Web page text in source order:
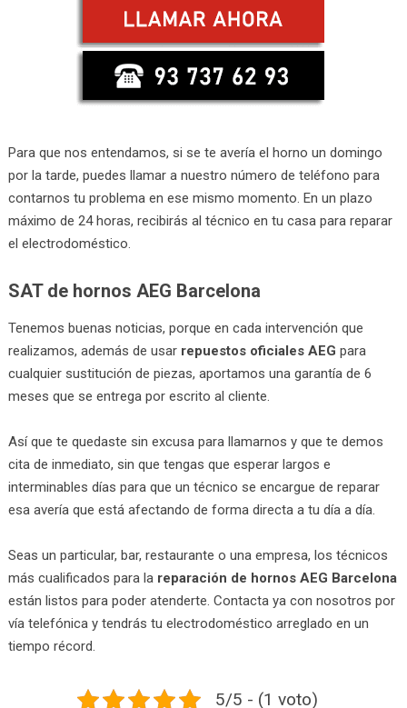
Para que nos entendamos, si se te avería el horno un domingo
por la tarde, puedes llamar a nuestro número de teléfono para
contarnos tu problema en ese mismo momento. En un plazo
máximo de 24 horas, recibirás al técnico en tu casa para reparar
el electrodoméstico.
SAT de hornos AEG Barcelona
Tenemos buenas noticias, porque en cada intervención que
realizamos, además de usar repuestos oficiales AEG para
cualquier sustitución de piezas, aportamos una garantía de 6
meses que se entrega por escrito al cliente.
Así que te quedaste sin excusa para llamarnos y que te demos
cita de inmediato, sin que tengas que esperar largos e
interminables días para que un técnico se encargue de reparar
esa avería que está afectando de forma directa a tu día a día.
Seas un particular, bar, restaurante o una empresa, los técnicos
más cualificados para la reparación de hornos AEG Barcelona
están listos para poder atenderte. Contacta ya con nosotros por
vía telefónica y tendrás tu electrodoméstico arreglado en un
tiempo récord.
5/5 - (1 voto)